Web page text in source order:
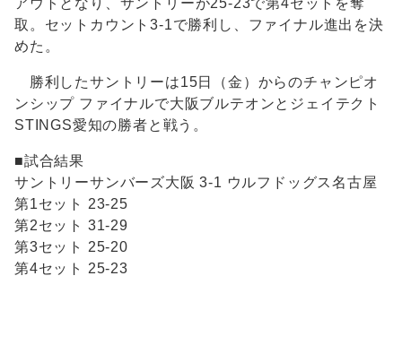
アウトとなり、サントリーが25-23で第4セットを奪
取。セットカウント3-1で勝利し、ファイナル進出を決
めた。
勝利したサントリーは15日（金）からのチャンピオ
ンシップ ファイナルで大阪ブルテオンとジェイテクト
STINGS愛知の勝者と戦う。
■試合結果
サントリーサンバーズ大阪 3-1 ウルフドッグス名古屋
第1セット 23-25
第2セット 31-29
第3セット 25-20
第4セット 25-23